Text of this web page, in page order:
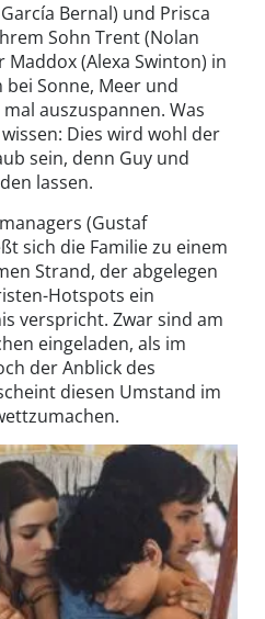
Bernal) und Prisca
Sohn Trent (Nolan
(Alexa Swinton) in
Sonne, Meer und
auszuspannen. Was
Dies wird wohl der
sein, denn Guy und
lassen.
(Gustaf
sich die Familie zu einem
Strand, der abgelegen
Hotspots ein
verspricht. Zwar sind am
eingeladen, als im
der Anblick des
diesen Umstand im